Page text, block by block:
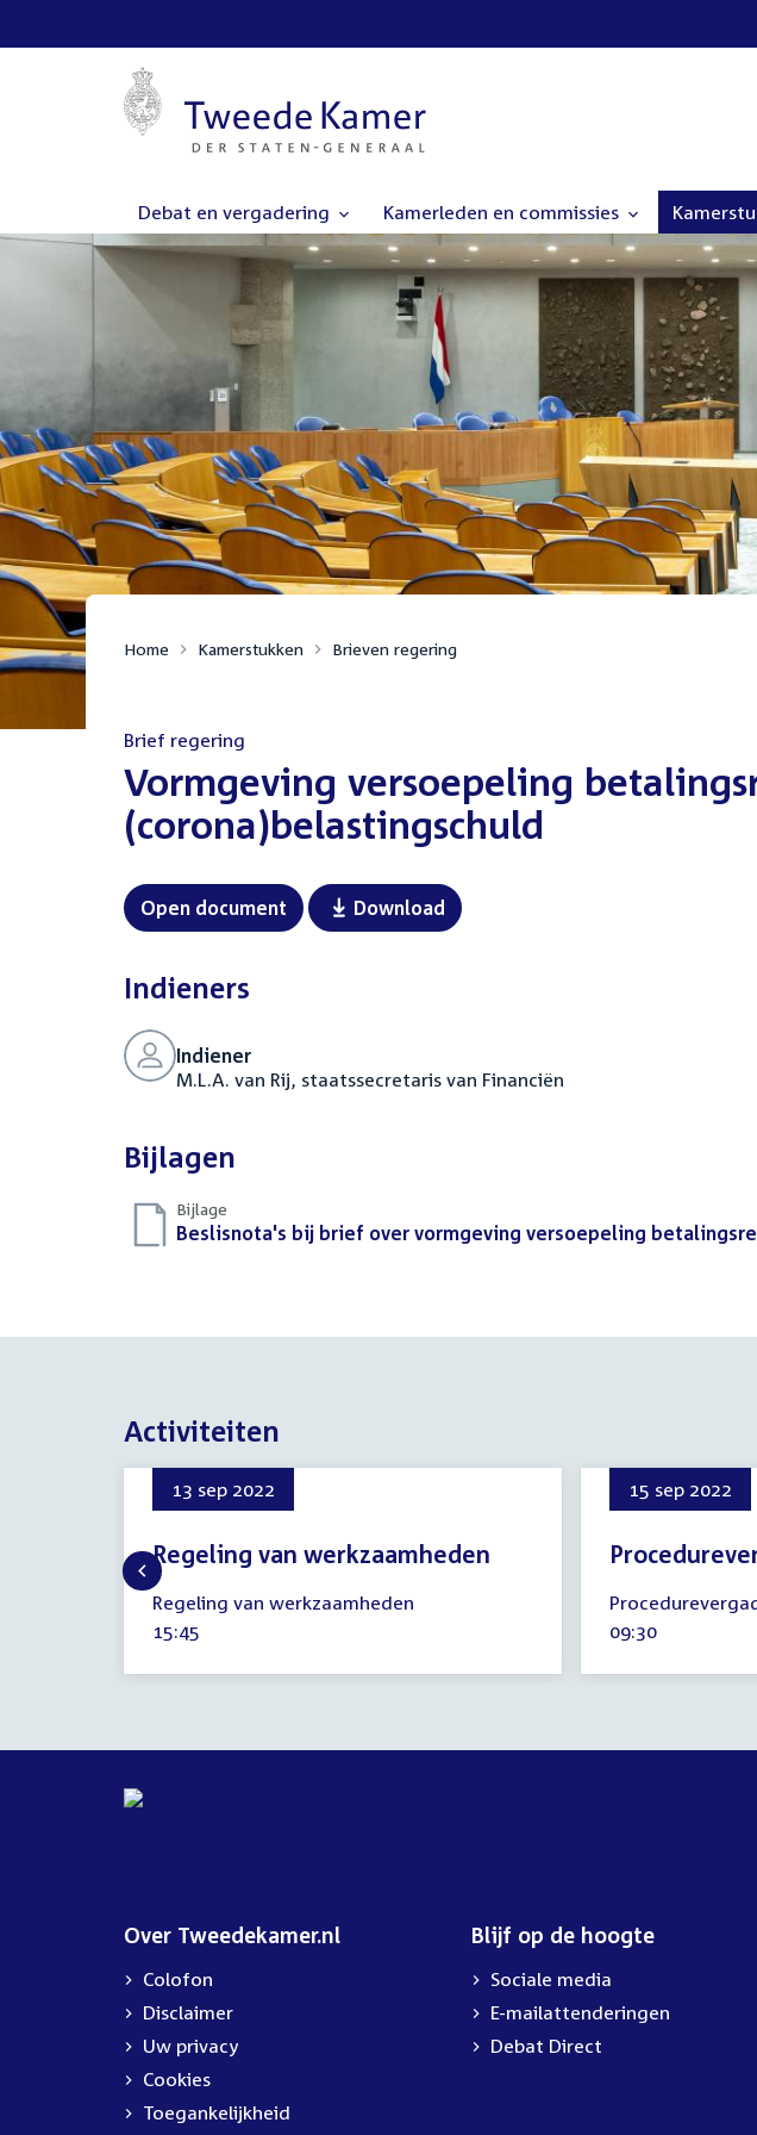
Debat en vergadering Kamerleden en commissies
Home Kamerstukken Brieven regering
Brief regering
:Vormgeving versoepeling
(corona)belastingschuld
Open document Download
Indieners
Indiener
M.L.A. van Rij, staatssecretaris van Financiën
Bijlagen
Bijlage
Download
Beslisnota's bij brief over vormgeving versoepeling
Activiteiten
13 sep 2022
Regeling van werkzaamheden
13
september
2022
Regeling van werkzaamheden
Tijd
15:45
15 sep 2022
september
2022
Tijd
09:30
Over Tweedekamer.nl
Colofon
Disclaimer
Uw privacy
Cookies
Toegankelijkheid
Blijf op de hoogte
Sociale media
E-mailattenderingen
Debat Direct